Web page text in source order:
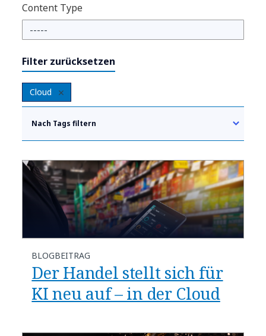
Content Type
Filter zurücksetzen
Cloud
Nach Tags filtern
BLOGBEITRAG
​​Der Handel stellt sich für
KI neu auf – in der Cloud​